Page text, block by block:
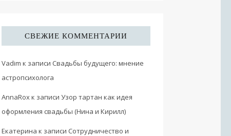
СВЕЖИЕ КОММЕНТАРИИ
Vadim к записи Свадьбы будущего: мнение
астропсихолога
AnnaRoxк записи Узор тартан как идея
оформления свадьбы (Нина и Кирилл)
Екатерина к записи Сотрудничество и